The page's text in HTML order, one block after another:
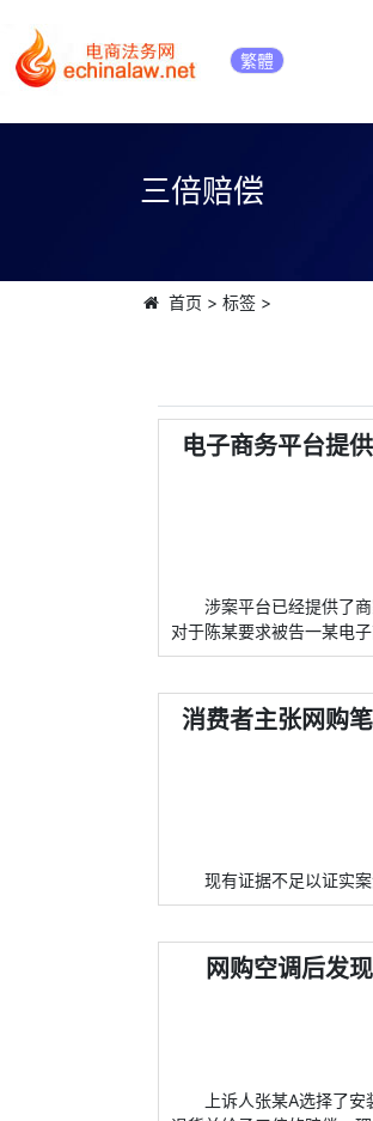
繁體
三倍赔偿
首页 > 标签>
电子商务平台提
涉案平台已经提供了
对于陈某要求被告一某电
消费者主张网购
现有证据不足以证实
网购空调后发
上诉人张某A选择了